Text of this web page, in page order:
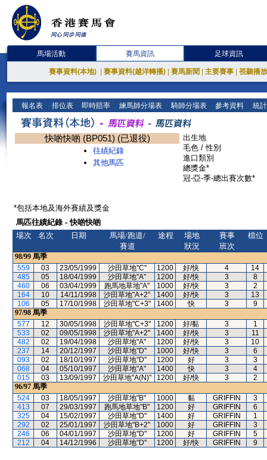
馬場活動 賽馬資訊 足球資訊
賽事資料(本地) 賽事資料(越洋轉播) 賽馬新聞 主要賽事 視聽播
報名表 排位表 即時賠率 練馬師分場表 騎師分場表 參考資料 統
快啲快啲 (BP051) (已退役)
往績紀錄
其他馬匹
出生地
毛色 / 性別
進口類別
總獎金*
冠-亞-季-總出賽次數*
*包括本地及海外賽績及獎金
馬匹往績紀錄 - 快啲快啲
場次
名次 日期
馬場/跑道/
賽道
途程
場地
狀況
賽事
班次
檔位
98/99 馬季
559
03 23/05/1999 沙田草地"C" 1200 好/快 4
14
485
05 18/04/1999 沙田草地"A" 1200 好/快 3
8
460
06 03/04/1999 跑馬地草地"A" 1000 好/快 3
2
164
10 14/11/1998 沙田草地"A+2" 1400 好/快 3
13
106
05 17/10/1998 沙田草地"C+3" 1400 快 3
9
97/98 馬季
577
12 30/05/1998 沙田草地"C+3" 1200 好/黏 3
1
533
02 09/05/1998 沙田草地"A+2" 1400 好/快 3
11
482
02 19/04/1998 沙田草地"A" 1200 好/快 3
10
237
14 20/12/1997 沙田草地"D" 1000 好/快 3
6
093
02 18/10/1997 沙田草地"D" 1200 好 3
3
068
04 05/10/1997 沙田草地"A" 1400 快 3
4
015
03 13/09/1997 沙田草地"A(N)" 1200 好/快 3
2
96/97 馬季
524
03 18/05/1997 沙田草地"B" 1000 黏 GRIFFIN
3
413
07 29/03/1997 跑馬地草地"B" 1200 好 GRIFFIN
6
325
04 15/02/1997 沙田草地"D" 1400 好 GRIFFIN
1
292
02 25/01/1997 沙田草地"B+2" 1000 好 GRIFFIN
3
246
06 04/01/1997 沙田草地"D" 1200 好 GRIFFIN
5
212
04 14/12/1996 沙田草地"D" 1200 好/快 GRIFFIN 9